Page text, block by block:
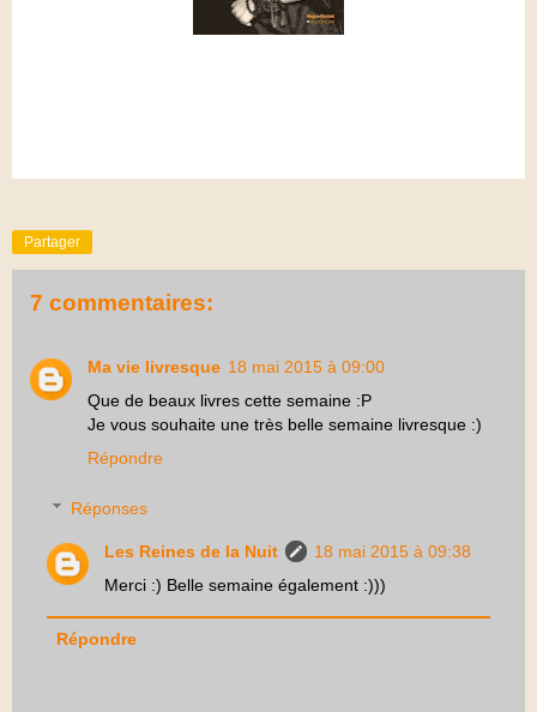
Partager
7 commentaires:
Ma vie livresque 18 mai 2015 à 09:00
Que de beaux livres cette semaine :P
Je vous souhaite une très belle semaine livresque :)
Répondre
Réponses
Les Reines de la Nuit
18 mai 2015 à 09:38
Merci :) Belle semaine également :)))
Répondre